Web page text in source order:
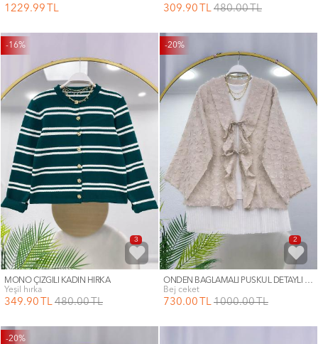
1229.99 TL 309.90 TL 480.00TL
-16%
3
MONO ÇİZGİLİ KADIN HIRKA
yeşil hırka
349.90 TL 480.00TL
-20%
2
ÖNDEN BAĞLAMALI PÜSKÜL DETAYLI KİMONO
bej ceket
730.00 TL 1000.00TL
-20%